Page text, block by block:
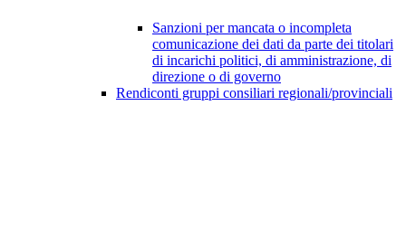
Sanzioni per mancata o incompleta
comunicazione dei dati da parte dei titolari
di incarichi politici, di amministrazione, di
direzione o di governo
Rendiconti gruppi consiliari regionali/provinciali